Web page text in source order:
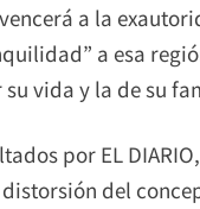
a la
a esa
vida y la de su
por EL
del